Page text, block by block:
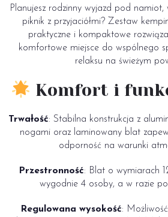
Planujesz rodzinny wyjazd pod
piknik z przyjaciółmi? Zestaw
praktyczne i kompaktowe
komfortowe miejsce do wspólnego
relaksu na świeżym
Komfort i
Trwałość: Stabilna konstrukcja z
nogami oraz laminowany blat
odporność na warunki
Przestronność: Blat o wymiarach
wygodnie 4 osoby, a w razie
Regulowana wysokość: